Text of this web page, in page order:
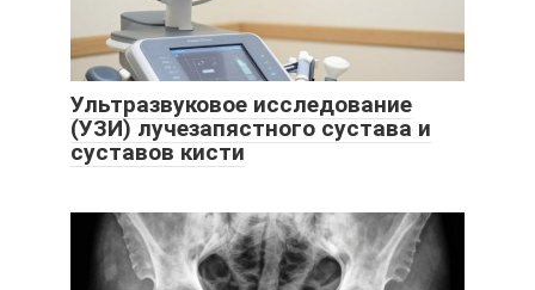
Ультразвуковое исследование
(УЗИ) лучезапястного сустава и
суставов кисти